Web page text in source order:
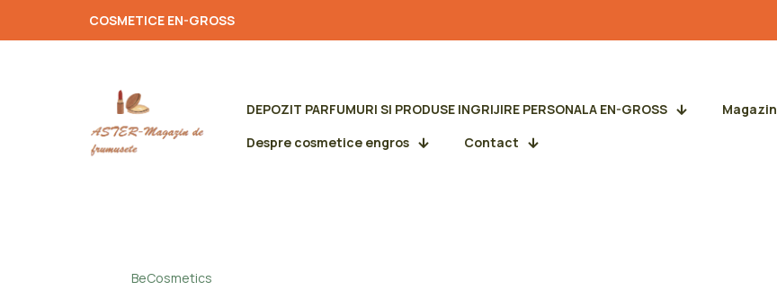
COSMETICE EN-GROSS
DEPOZIT PARFUMURI SI PRODUSE INGRIJIRE PERSONALA EN-GROSS
Magazin
Despre cosmetice engros
Contact
BeCosmetics